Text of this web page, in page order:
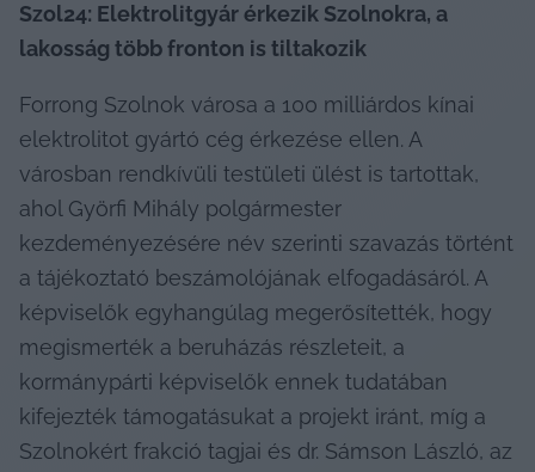
Szol24: Elektrolitgyár érkezik Szolnokra, a
lakosság több fronton is tiltakozik
Forrong Szolnok városa a 100 milliárdos kínai
elektrolitot gyártó cég érkezése ellen. A
városban rendkívüli testületi ülést is tartottak,
ahol Györfi Mihály polgármester
kezdeményezésére név szerinti szavazás történt
a tájékoztató beszámolójának elfogadásáról. A
képviselők egyhangúlag megerősítették, hogy
megismerték a beruházás részleteit, a
kormánypárti képviselők ennek tudatában
kifejezték támogatásukat a projekt iránt, míg a
Szolnokért frakció tagjai és dr. Sámson László, az